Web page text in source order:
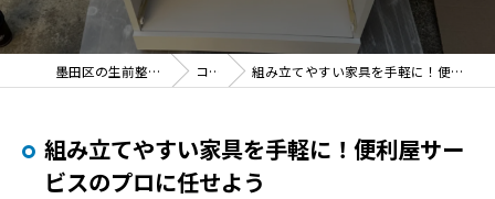
墨田区の生前整理ならねこの手 コラム 組み立てやすい家具を手軽に！便利屋サービスのプロに任せよう
組み立てやすい家具を手軽に！便利屋サー
ビスのプロに任せよう